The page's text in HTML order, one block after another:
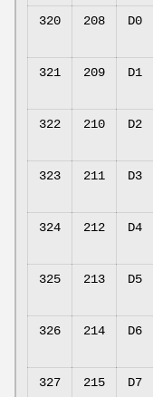
320 208 D0
321 209 D1
322 210 D2
323 211 D3
324 212 D4
325 213 D5
326 214 D6
327 215 D7